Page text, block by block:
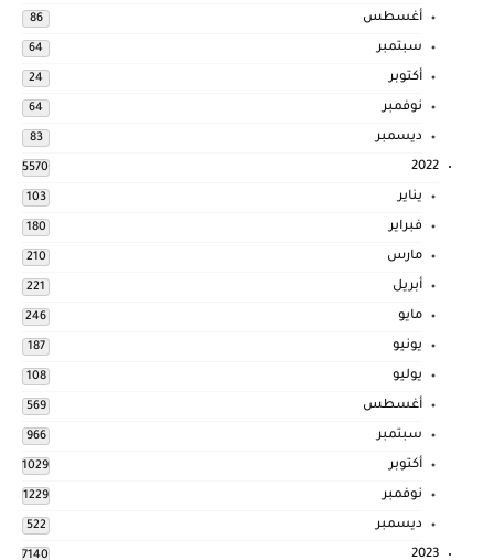
أغسطس 86
سبتمبر 64
أكتوبر 24
نوفمبر 64
ديسمبر 83
2022
5570
يناير 103
فبراير 180
مارس 210
أبريل 221
مايو 246
يونيو 187
يوليو 108
أغسطس 569
سبتمبر 966
أكتوبر 1029
نوفمبر 1229
ديسمبر 522
2023
7140